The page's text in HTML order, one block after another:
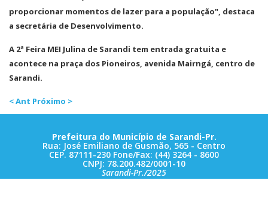
proporcionar momentos de lazer para a população", destaca
a secretária de Desenvolvimento.
A 2ª Feira MEI Julina de Sarandi tem entrada gratuita e
acontece na praça dos Pioneiros, avenida Mairngá, centro de
Sarandi.
< Ant Próximo >
Prefeitura do Município de Sarandi-Pr.
Rua: José Emiliano de Gusmão, 565 - Centro
CEP. 87111-230 Fone/Fax: (44) 3264 - 8600
CNPJ: 78.200.482/0001-10
Sarandi-Pr./2025